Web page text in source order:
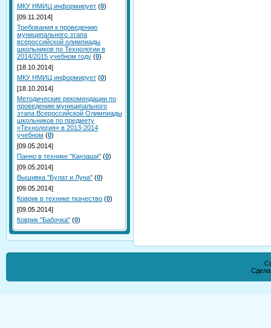
МКУ НМИЦ информирует (0)
[09.11.2014]
Требования к проведению
муниципального этапа
всероссийской олимпиады
школьников по Технологии в
2014/2015 учебном году (0)
[18.10.2014]
МКУ НМИЦ информирует (0)
[18.10.2014]
Методические рекомендации по
проведению муниципального
этапа Всероссийской Олимпиады
школьников по предмету
«Технология» в 2013-2014
учебном (0)
[09.05.2014]
Панно в технике "Канзаши" (0)
[09.05.2014]
Вышивка "Булат и Луна" (0)
[09.05.2014]
Коврик в технике ткачество (0)
[09.05.2014]
Коврик "Бабочка" (0)